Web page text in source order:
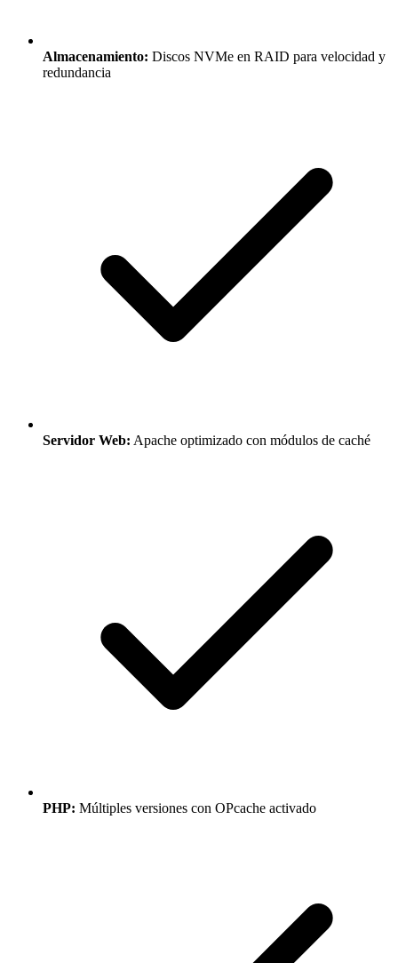
Almacenamiento: Discos NVMe en RAID para velocidad y
redundancia
Servidor Web: Apache optimizado con módulos de caché
PHP: Múltiples versiones con OPcache activado